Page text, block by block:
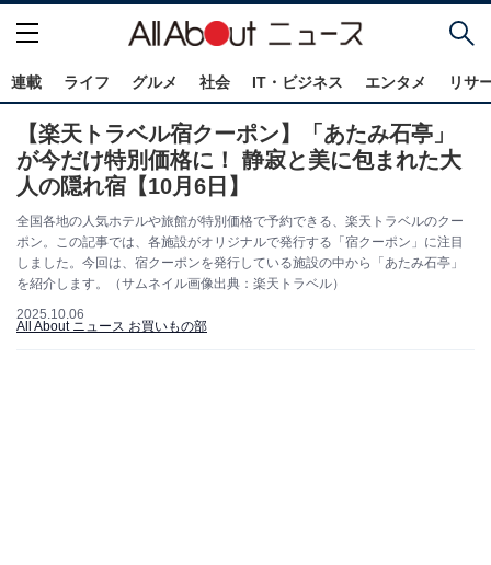
連載 ライフ グルメ 社会 IT・ビジネス エンタメ リサ
【楽天トラベル宿クーポン】「あたみ石亭」
が今だけ特別価格に！ 静寂と美に包まれた大
人の隠れ宿【10月6日】
全国各地の人気ホテルや旅館が特別価格で予約できる、楽天トラベルのクー
ポン。この記事では、各施設がオリジナルで発行する「宿クーポン」に注目
しました。今回は、宿クーポンを発行している施設の中から「あたみ石亭」
を紹介します。（サムネイル画像出典：楽天トラベル）
2025.10.06
All About ニュース お買いもの部